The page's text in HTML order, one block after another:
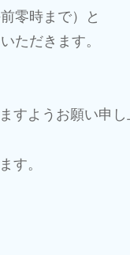
零時まで）と
ただきます。
ようお願い申し
。